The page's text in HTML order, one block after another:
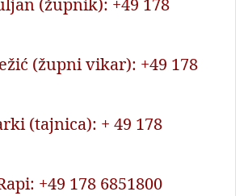
(župnik): +49 178
(župni vikar): +49 178
(tajnica): + 49 178
+49 178 6851800